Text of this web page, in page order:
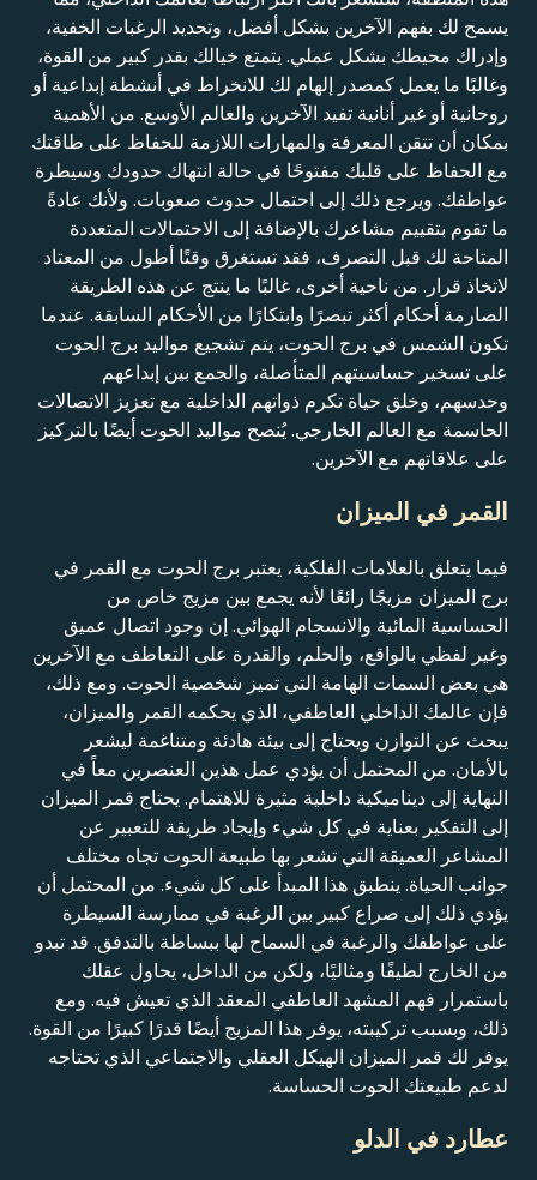
يسمح لك بفهم الآخرين بشكل أفضل، وتحديد الرغبات الخفية،
وإدراك محيطك بشكل عملي. يتمتع خيالك بقدر كبير من القوة،
وغالبًا ما يعمل كمصدر إلهام لك للانخراط في أنشطة إبداعية أو
روحانية أو غير أنانية تفيد الآخرين والعالم الأوسع. من الأهمية
بمكان أن تتقن المعرفة والمهارات اللازمة للحفاظ على طاقتك
مع الحفاظ على قلبك مفتوحًا في حالة انتهاك حدودك وسيطرة
عواطفك. ويرجع ذلك إلى احتمال حدوث صعوبات. ولأنك عادةً
ما تقوم بتقييم مشاعرك بالإضافة إلى الاحتمالات المتعددة
المتاحة لك قبل التصرف، فقد تستغرق وقتًا أطول من المعتاد
لاتخاذ قرار. من ناحية أخرى، غالبًا ما ينتج عن هذه الطريقة
الصارمة أحكام أكثر تبصرًا وابتكارًا من الأحكام السابقة. عندما
تكون الشمس في برج الحوت، يتم تشجيع مواليد برج الحوت
على تسخير حساسيتهم المتأصلة، والجمع بين إبداعهم
وحدسهم، وخلق حياة تكرم ذواتهم الداخلية مع تعزيز الاتصالات
الحاسمة مع العالم الخارجي. يُنصح مواليد الحوت أيضًا بالتركيز
على علاقاتهم مع الآخرين.
القمر في الميزان
فيما يتعلق بالعلامات الفلكية، يعتبر برج الحوت مع القمر في
برج الميزان مزيجًا رائعًا لأنه يجمع بين مزيج خاص من
الحساسية المائية والانسجام الهوائي. إن وجود اتصال عميق
وغير لفظي بالواقع، والحلم، والقدرة على التعاطف مع الآخرين
هي بعض السمات الهامة التي تميز شخصية الحوت. ومع ذلك،
فإن عالمك الداخلي العاطفي، الذي يحكمه القمر والميزان،
يبحث عن التوازن ويحتاج إلى بيئة هادئة ومتناغمة ليشعر
بالأمان. من المحتمل أن يؤدي عمل هذين العنصرين معاً في
النهاية إلى ديناميكية داخلية مثيرة للاهتمام. يحتاج قمر الميزان
إلى التفكير بعناية في كل شيء وإيجاد طريقة للتعبير عن
المشاعر العميقة التي تشعر بها طبيعة الحوت تجاه مختلف
جوانب الحياة. ينطبق هذا المبدأ على كل شيء. من المحتمل أن
يؤدي ذلك إلى صراع كبير بين الرغبة في ممارسة السيطرة
على عواطفك والرغبة في السماح لها ببساطة بالتدفق. قد تبدو
من الخارج لطيفًا ومثاليًا، ولكن من الداخل، يحاول عقلك
باستمرار فهم المشهد العاطفي المعقد الذي تعيش فيه. ومع
ذلك، وبسبب تركيبته، يوفر هذا المزيج أيضًا قدرًا كبيرًا من القوة.
يوفر لك قمر الميزان الهيكل العقلي والاجتماعي الذي تحتاجه
لدعم طبيعتك الحوت الحساسة.
عطارد في الدلو